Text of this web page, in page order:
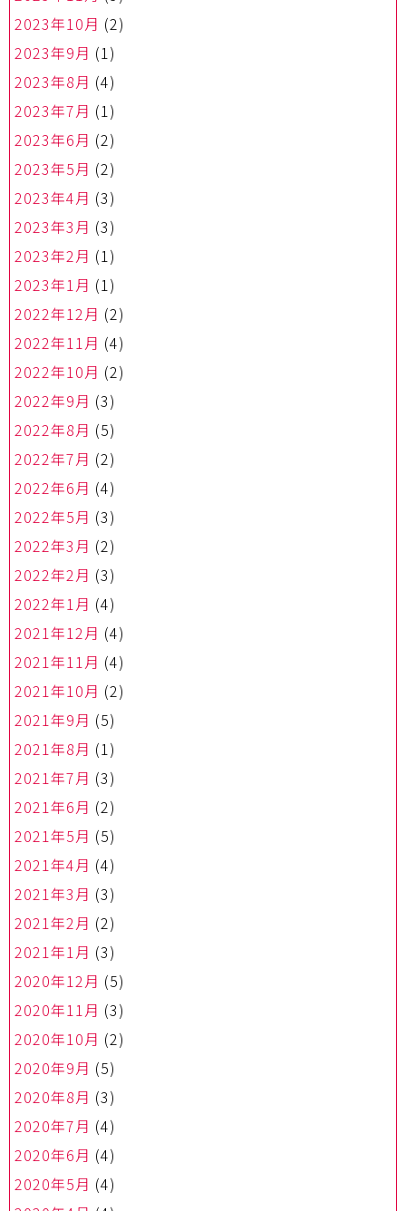
2023年10月 (2)
2023年9月 (1)
2023年8月 (4)
2023年7月 (1)
2023年6月 (2)
2023年5月 (2)
2023年4月 (3)
2023年3月 (3)
2023年2月 (1)
2023年1月 (1)
2022年12月 (2)
2022年11月 (4)
2022年10月 (2)
2022年9月 (3)
2022年8月 (5)
2022年7月 (2)
2022年6月 (4)
2022年5月 (3)
2022年3月 (2)
2022年2月 (3)
2022年1月 (4)
2021年12月 (4)
2021年11月 (4)
2021年10月 (2)
2021年9月 (5)
2021年8月 (1)
2021年7月 (3)
2021年6月 (2)
2021年5月 (5)
2021年4月 (4)
2021年3月 (3)
2021年2月 (2)
2021年1月 (3)
2020年12月 (5)
2020年11月 (3)
2020年10月 (2)
2020年9月 (5)
2020年8月 (3)
2020年7月 (4)
2020年6月 (4)
2020年5月 (4)